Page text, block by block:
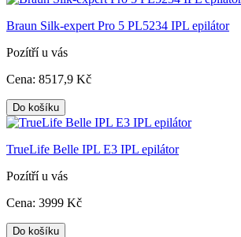
Braun Silk-expert Pro 5 PL5234 IPL epilátor
Pozítří u vás
Cena: 8517,9 Kč
Do košíku
TrueLife Belle IPL E3 IPL epilátor
Pozítří u vás
Cena: 3999 Kč
Do košíku